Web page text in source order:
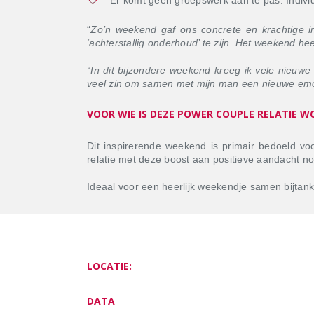
“Zo’n weekend gaf ons concrete en
‘achterstallig onderhoud’ te zijn. Het weekend
“In dit bijzondere weekend kreeg ik vele
veel zin om samen met mijn man een nieuwe
VOOR WIE IS DEZE POWER COUPLE RELATIE
Dit inspirerende weekend is primair bedoeld
relatie met deze boost aan positieve aandacht
Ideaal voor een heerlijk weekendje samen
LOCATIE:
DATA